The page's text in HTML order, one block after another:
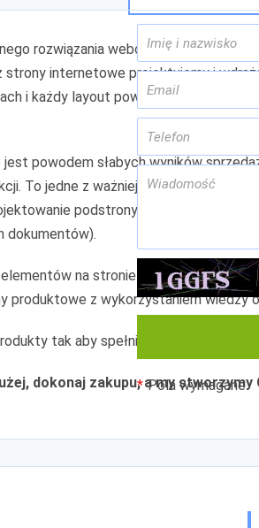
Pola wymagane
rozwiązania webowego dotyczy 1
internetowe projektujemy i
i każdy layout powinno się pod tym
powodem słabych wyników
To jedne z ważniejszych problemów,
podstrony produktowej, która
dokumentów).
na stronie produktowej, tak
z wykorzystaniem wiedzy
tak aby spełniała wymagania
dokonaj zakupu, a my